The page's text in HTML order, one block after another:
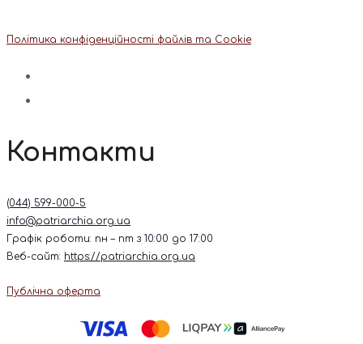
Політика конфіденційності файлів та Cookie
Контакти
(044) 599-000-5
info@patriarchia.org.ua
Графік роботи: пн – пт з 10:00 до 17:00
Веб-сайт: https://patriarchia.org.ua
Публічна оферта